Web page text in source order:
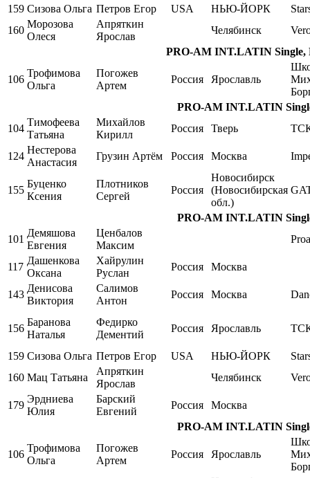
159 Сизова Ольга Петров Егор USA НЬЮ-ЙОРК
160
Морозова
Олеся
Апряткин
Ярослав
Челябинск
PRO-AM INT.LATIN Single,
106
Трофимова
Ольга
Погожев
Артем
Россия Ярославль
PRO-AM INT.LATIN
104
Тимофеева
Татьяна
Михайлов
Кирилл
Россия Тверь
124
Нестерова
Анастасия
Грузин Артём Россия Москва
155
Буценко
Ксения
Плотников
Сергей
Россия
Новосибирск
(Новосибирская
обл.)
PRO-AM INT.LATIN
101
Демяшова
Евгения
Ценбалов
Максим
117
Дашенкова
Оксана
Хайрулин
Руслан
Россия Москва
143
Денисова
Виктория
Салимов
Антон
Россия Москва
156
Баранова
Наталья
Федирко
Дементий
Россия Ярославль
159 Сизова Ольга Петров Егор USA НЬЮ-ЙОРК
160 Мац Татьяна
Апряткин
Ярослав
Челябинск
179
Эрдниева
Юлия
Барский
Евгений
Россия
Москва
PRO-AM INT.LATIN
106
Трофимова
Ольга
Погожев
Артем
Россия Ярославль